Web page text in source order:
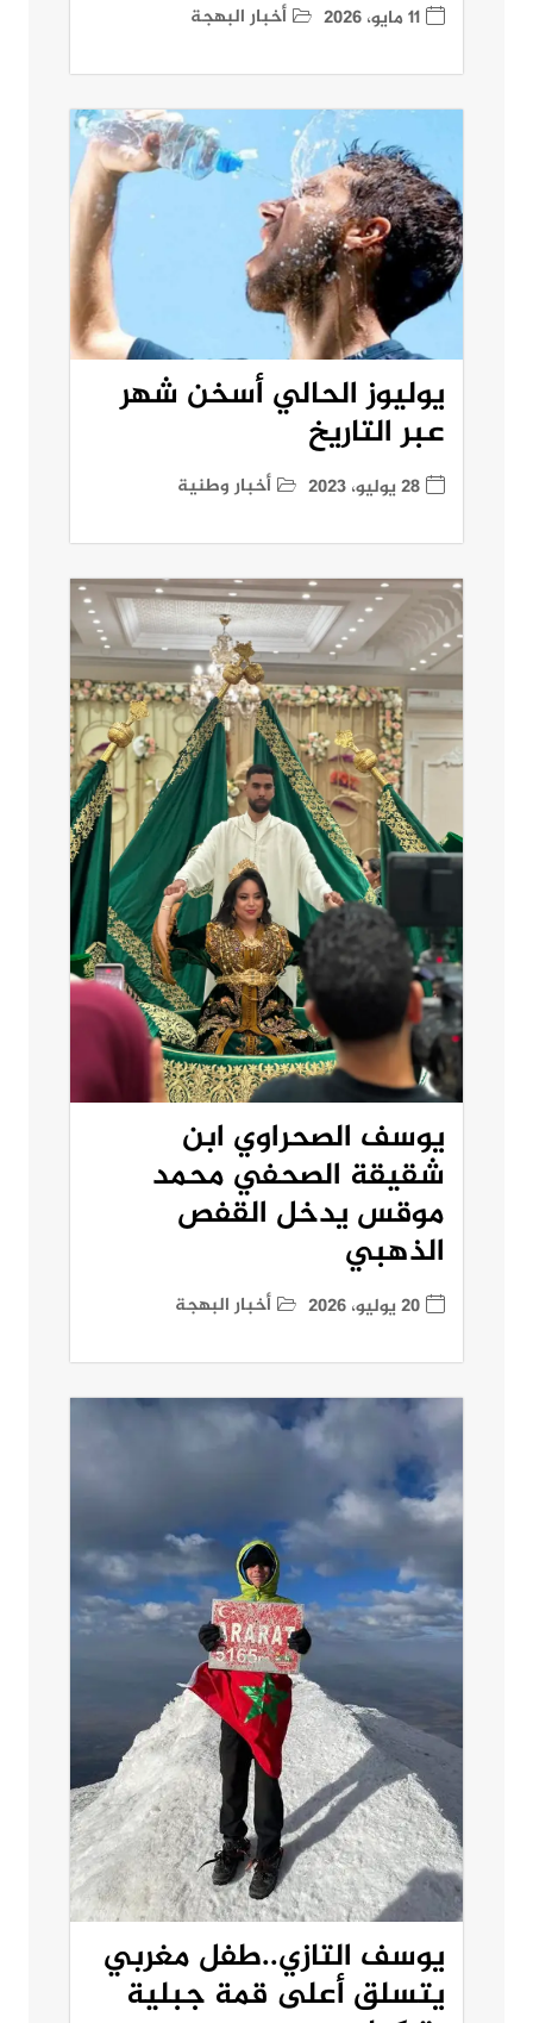
11 مايو، 2026 أخبار البهجة
يوليوز الحالي أسخن شهر
عبر التاريخ
28 يوليو، 2023 أخبار وطنية
يوسف الصحراوي ابن
شقيقة الصحفي محمد
موقس يدخل القفص
الذهبي
20 يوليو، 2026 أخبار البهجة
يوسف التازي..طفل مغربي
يتسلق أعلى قمة جبلية